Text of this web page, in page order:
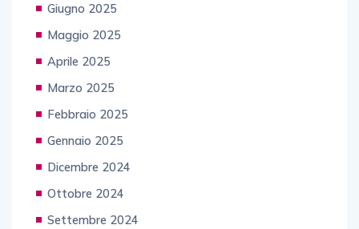
Giugno 2025
Maggio 2025
Aprile 2025
Marzo 2025
Febbraio 2025
Gennaio 2025
Dicembre 2024
Ottobre 2024
Settembre 2024